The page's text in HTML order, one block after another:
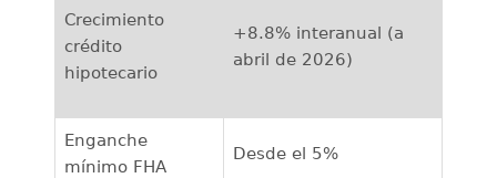
Crecimiento
crédito
hipotecario
+8.8% interanual (a
abril de 2026)
Enganche
mínimo FHA
Desde el 5%